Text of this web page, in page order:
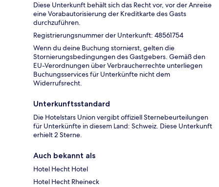
Diese Unterkunft behält sich das Recht vor, vor der Anreise
eine Vorabautorisierung der Kreditkarte des Gasts
durchzuführen.
Registrierungsnummer der Unterkunft: 48561754
Wenn du deine Buchung stornierst, gelten die
Stornierungsbedingungen des Gastgebers. Gemäß den
EU-Verordnungen über Verbraucherrechte unterliegen
Buchungsservices für Unterkünfte nicht dem
Widerrufsrecht.
Unterkunftsstandard
Die Hotelstars Union vergibt offiziell Sternebeurteilungen
für Unterkünfte in diesem Land: Schweiz. Diese Unterkunft
erhielt 2 Sterne.
Auch bekannt als
Hotel Hecht Hotel
Hotel Hecht Rheineck